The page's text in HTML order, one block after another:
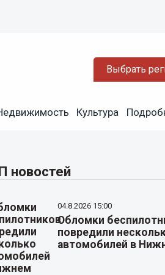
Выбрать
Культура
новостей
04.8.2026 15:00
Обломки
повредили
автомобилей в